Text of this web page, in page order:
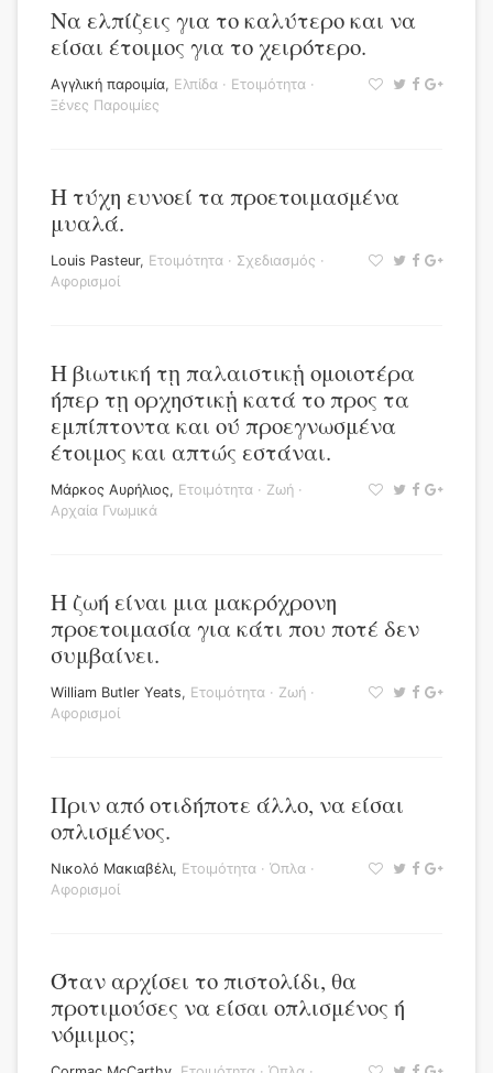
Να ελπίζεις για το καλύτερο και να
είσαι έτοιμος για το χειρότερο.
Αγγλική παροιμία, Ελπίδα · Ετοιμότητα ·
Ξένες Παροιμίες
Η τύχη ευνοεί τα προετοιμασμένα
μυαλά.
Louis Pasteur, Ετοιμότητα · Σχεδιασμός ·
Αφορισμοί
Η βιωτική τῃ παλαιστικᾑ ομοιοτέρα
ήπερ τῃ ορχηστικᾑ κατά το προς τα
εμπίπτοντα και ού προεγνωσμένα
έτοιμος και απτώς εστάναι.
Μάρκος Αυρήλιος, Ετοιμότητα · Ζωή ·
Αρχαία Γνωμικά
Η ζωή είναι μια μακρόχρονη
προετοιμασία για κάτι που ποτέ δεν
συμβαίνει.
William Butler Yeats, Ετοιμότητα · Ζωή ·
Αφορισμοί
Πριν από οτιδήποτε άλλο, να είσαι
οπλισμένος.
Νικολό Μακιαβέλι, Ετοιμότητα · Όπλα ·
Αφορισμοί
Όταν αρχίσει το πιστολίδι, θα
προτιμούσες να είσαι οπλισμένος ή
νόμιμος;